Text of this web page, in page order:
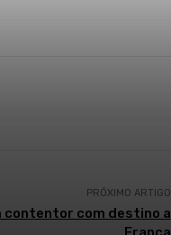
PRÓXIMO ARTIGO
contentor com destino a